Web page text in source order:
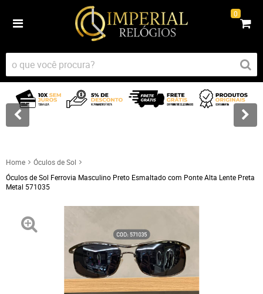
0
Home
Óculos de Sol
Óculos de Sol Ferrovia Masculino Preto Esmaltado com Ponte Alta Lente Preta
Metal 571035